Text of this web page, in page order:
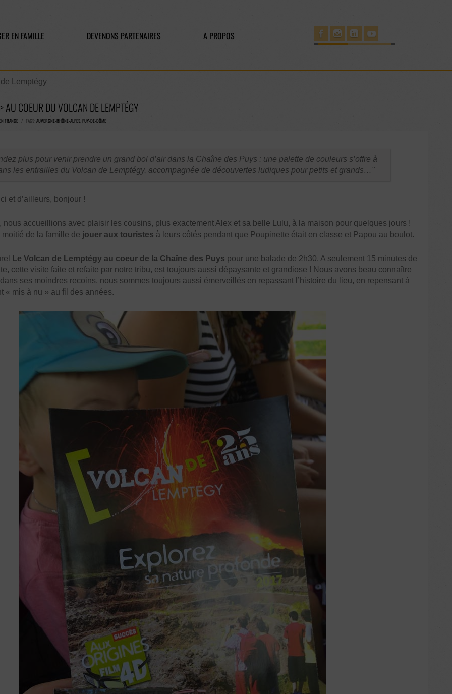
EN FAMILLE DEVENONS PARTENAIRES A PROPOS
Lemptégy
AU COEUR DU VOLCAN DE LEMPTÉGY
FRANCE / TAGS: AUVERGNE-RHÔNE-ALPES, PUY-DE-DÔME
plus pour venir prendre un grand bol d’air dans la Chaîne des Puys : une palette de couleurs s’offre à
les entrailles du Volcan de Lemptégy, accompagnée de découvertes ludiques pour petits et grands…
et d’ailleurs, bonjour !
nous accueillions avec plaisir les cousins, plus exactement Alex et sa belle Lulu, à la maison pour quelques jours !
moitié de la famille de jouer aux touristes à leurs côtés pendant que Poupinette était en classe et Papou au boulot.
Le Volcan de Lemptégy au coeur de la Chaîne des Puys pour une balade de 2h30. A seulement 15 minutes de
cette visite faite et refaite par notre tribu, est toujours aussi dépaysante et grandiose ! Nous avons beau connaître
ses moindres recoins, nous sommes toujours aussi émerveillés en repassant l’histoire du lieu, en repensant à
« mis à nu » au fil des années.